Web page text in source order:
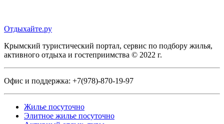
Отдыхайте.ру
Крымский туристический портал, сервис по подбору жилья,
активного отдыха и гостеприимства © 2022 г.
Офис и поддержка: +7(978)-870-19-97
Жилье посуточно
Элитное жилье посуточно